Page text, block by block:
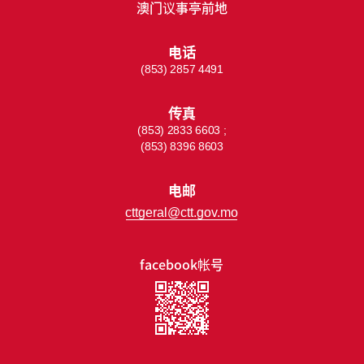
facebook帐号
澳门议事亭前地
电话
(853) 2857 4491
传真
(853) 2833 6603 ;
(853) 8396 8603
电邮
cttgeral@ctt.gov.mo